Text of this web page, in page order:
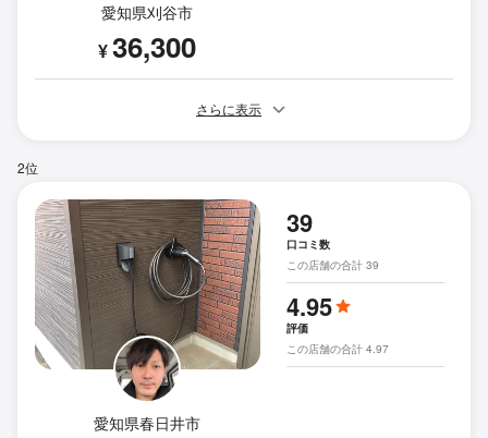
愛知県刈谷市
¥36,300
さらに表示
2位
愛知県春日井市
39
口コミ数
この店舗の合計 39
4.95
評価
この店舗の合計 4.97